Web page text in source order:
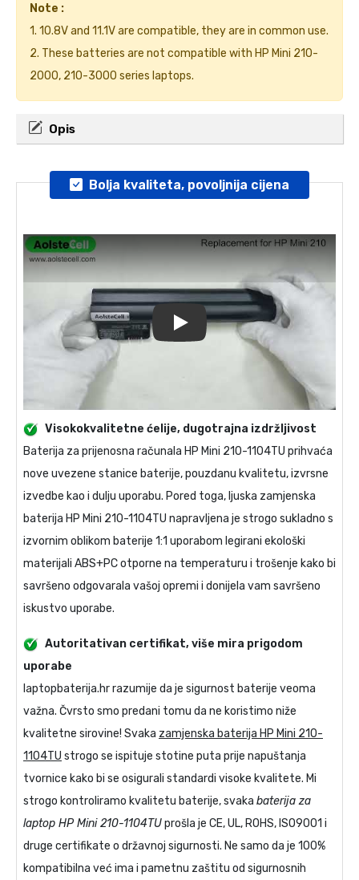
Note :
1. 10.8V and 11.1V are compatible, they are in common use.
2. These batteries are not compatible with HP Mini 210-
2000, 210-3000 series laptops.
Opis
Bolja kvaliteta, povoljnija cijena
Visokokvalitetne ćelije, dugotrajna izdržljivost
Baterija za prijenosna računala HP Mini 210-1104TU prihvaća
nove uvezene stanice baterije, pouzdanu kvalitetu, izvrsne
izvedbe kao i dulju uporabu. Pored toga, ljuska zamjenska
baterija HP Mini 210-1104TU napravljena je strogo sukladno s
izvornim oblikom baterije 1:1 uporabom legirani ekološki
materijali ABS+PC otporne na temperaturu i trošenje kako bi
savršeno odgovarala vašoj opremi i donijela vam savršeno
iskustvo uporabe.
Autoritativan certifikat, više mira prigodom
uporabe
laptopbaterija.hr razumije da je sigurnost baterije veoma
važna. Čvrsto smo predani tomu da ne koristimo niže
kvalitetne sirovine! Svaka zamjenska baterija HP Mini 210-
1104TU strogo se ispituje stotine puta prije napuštanja
tvornice kako bi se osigurali standardi visoke kvalitete. Mi
strogo kontroliramo kvalitetu baterije, svaka baterija za
laptop HP Mini 210-1104TUprošla je CE, UL, ROHS, ISO9001 i
druge certifikate o državnoj sigurnosti. Ne samo da je 100%
kompatibilna već ima i pametnu zaštitu od sigurnosnih